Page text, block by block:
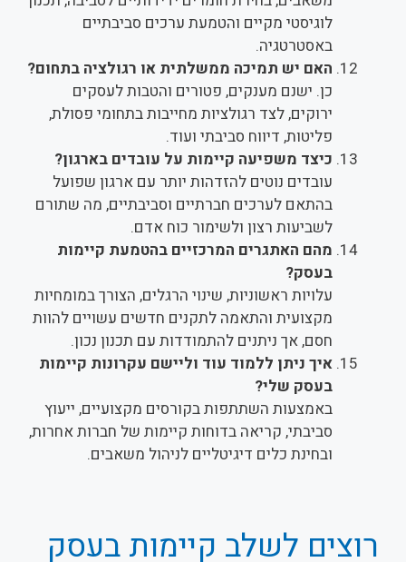
לוגיסטי מקיים והטמעת ערכים סביבתיים
באסטרטגיה.
האם יש תמיכה ממשלתית או רגולציה בתחום?
כן. ישנם מענקים, פטורים והטבות לעסקים
ירוקים, לצד רגולציות מחייבות בתחומי פסולת,
פליטות, דיווח סביבתי ועוד.
כיצד משפיעה קיימות על עובדים בארגון?
עובדים נוטים להזדהות יותר עם ארגון שפועל
בהתאם לערכים חברתיים וסביבתיים, מה שתורם
לשביעות רצון ולשימור כוח אדם.
מהם האתגרים המרכזיים בהטמעת קיימות
בעסק?
עלויות ראשוניות, שינוי הרגלים, הצורך במומחיות
מקצועית והתאמה לתקנים חדשים עשויים להוות
חסם, אך ניתנים להתמודדות עם תכנון נכון.
איך ניתן ללמוד עוד וליישם עקרונות קיימות
בעסק שלי?
באמצעות השתתפות בקורסים מקצועיים, ייעוץ
סביבתי, קריאה בדוחות קיימות של חברות אחרות,
ובחינת כלים דיגיטליים לניהול משאבים.
רוצים לשלב קיימות בעסק